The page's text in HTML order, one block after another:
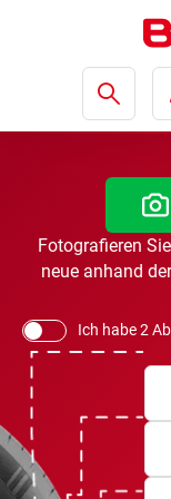
Fotografieren
neue anhand
Ich habe 2